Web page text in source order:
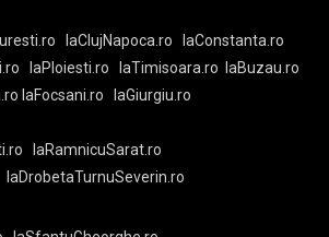
laClujNapoca.ro
laConstanta.ro
laPloiesti.ro laTimisoara.ro
laBuzau.ro
laFocsani.ro
laGiurgiu.ro
laRamnicuSarat.ro
laDrobetaTurnuSeverin.ro